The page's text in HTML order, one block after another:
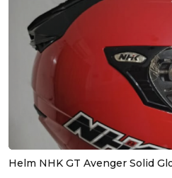
Helm NHK GT Avenger Solid